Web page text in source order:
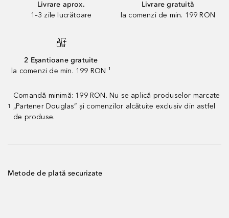
Livrare aprox.
1–3 zile lucrătoare
Livrare gratuită
la comenzi de min. 199 RON
2 Eșantioane gratuite
la comenzi de min. 199 RON ¹
1
Comandă minimă: 199 RON. Nu se aplică produselor marcate
„Partener Douglas” și comenzilor alcătuite exclusiv din astfel
de produse.
Metode de plată securizate